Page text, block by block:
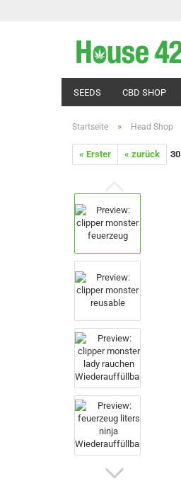
SEEDS CBD SHOP
Startseite » Head Shop
« Erster « zurück 30